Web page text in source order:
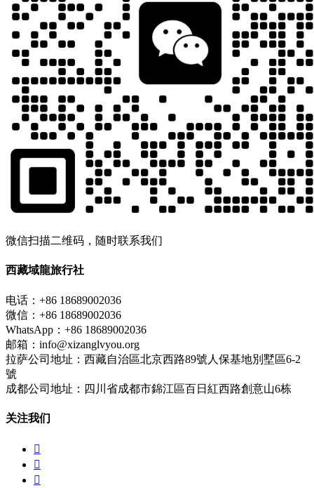
微信扫描二维码，随时联系我们
西藏域龍旅行社
电话：+86 18689002036
微信：+86 18689002036
WhatsApp：+86 18689002036
邮箱：info@xizanglvyou.org
拉萨公司地址：西藏自治區北京西路89號人保基地別墅區6-2
號
成都公司地址：四川省成都市錦江區百日紅西路創意山6栋
关注我们


